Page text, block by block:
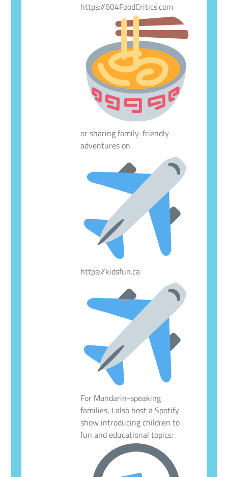
https://604FoodCritics.com
or sharing family-friendly
adventures on
https://kidsfun.ca
For Mandarin-speaking
families, I also host a Spotify
show introducing children to
fun and educational topics: